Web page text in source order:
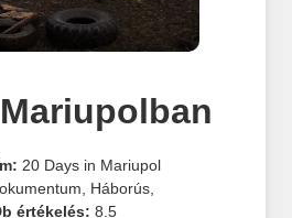
20 Days in Mariupol
Háborús,
értékelés: 8.5